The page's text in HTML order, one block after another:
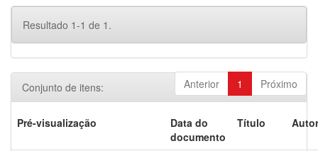
Resultado 1-1 de 1.
Anterior 1 Próximo
Conjunto de itens:
Pré-visualização
Data do
documento
Título